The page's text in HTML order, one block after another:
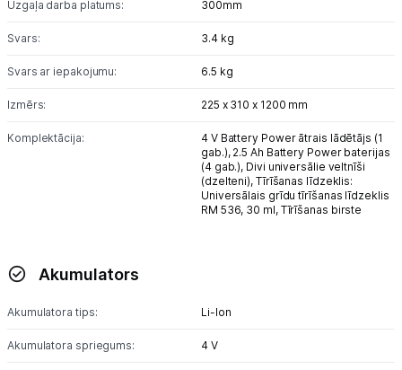
Uzgaļa darba platums: 300mm
Svars: 3.4 kg
Svars ar iepakojumu: 6.5 kg
Izmērs: 225 x 310 x 1200 mm
Komplektācija:
4 V Battery Power ātrais lādētājs (1
gab.), 2.5 Ah Battery Power baterijas
(4 gab.), Divi universālie veltnīši
(dzelteni), Tīrīšanas līdzeklis:
Universālais grīdu tīrīšanas līdzeklis
RM 536, 30 ml, Tīrīšanas birste
Akumulators
Akumulatora tips: Li-lon
Akumulatora spriegums: 4 V